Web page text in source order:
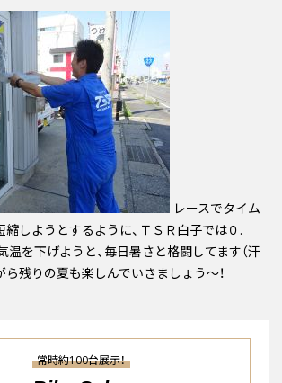
レースでタイム
しようとするように、ＴＳＲ白子では０.
を下げようと、毎日暑さと格闘してます（汗
ら残りの夏も楽しんでいきましょう～！
常時約100台展示！